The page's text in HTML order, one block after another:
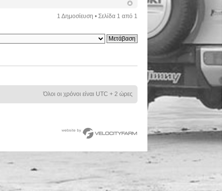
1 Δημοσίευση • Σελίδα 1 από 1
Όλοι οι χρόνοι είναι UTC + 2 ώρες